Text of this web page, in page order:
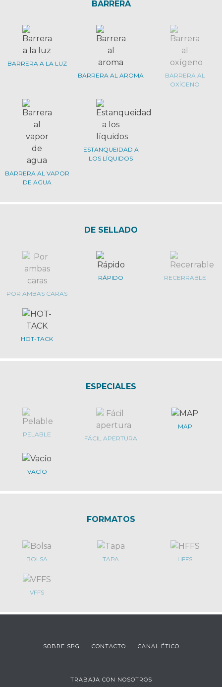
BARRERA
BARRERA A LA LUZ
BARRERA AL AROMA
BARRERA AL
OXÍGENO
BARRERA AL VAPOR
DE AGUA
ESTANQUEIDAD A
LOS LÍQUIDOS
DE SELLADO
POR AMBAS CARAS
RÁPIDO RECERRABLE
HOT-TACK
ESPECIALES
PELABLE
FÁCIL APERTURA
MAP
VACÍO
FORMATOS
BOLSA TAPA HFFS
VFFS
SOBRE SPG CONTACTO CANAL ÉTICO
TRABAJA CON NOSOTROS